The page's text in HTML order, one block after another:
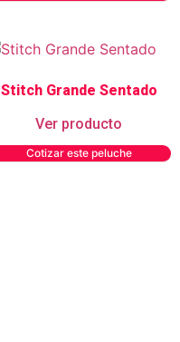
Stitch Grande Sentado
Ver producto
Cotizar este peluche